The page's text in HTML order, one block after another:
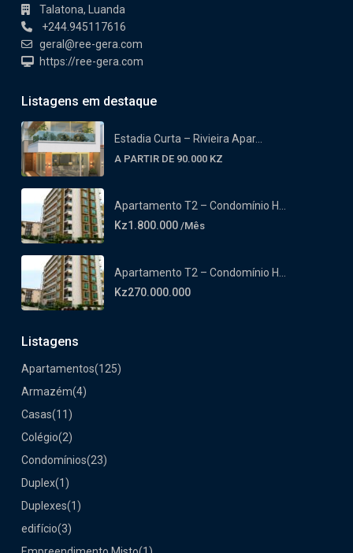
Talatona, Luanda
+244.945117616
geral@ree-gera.com
https://ree-gera.com
Listagens em destaque
Estadia Curta – Rivieira Apar...
A PARTIR DE 90.000 KZ
Apartamento T2 – Condomínio H...
Kz1.800.000 /Mês
Apartamento T2 – Condomínio H...
Kz270.000.000
Listagens
Apartamentos(125)
Armazém(4)
Casas(11)
Colégio(2)
Condomínios(23)
Duplex(1)
Duplexes(1)
edifício(3)